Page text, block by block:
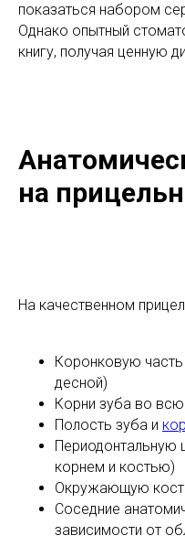
показаться набором
Однако опытный
книгу, получая ценную
на
На качественном
Коронковую
десной)
Корни зуба во всю
Полость зуба и
Периодонтальную
корнем и костью)
Окружающую
Соседние
зависимости от